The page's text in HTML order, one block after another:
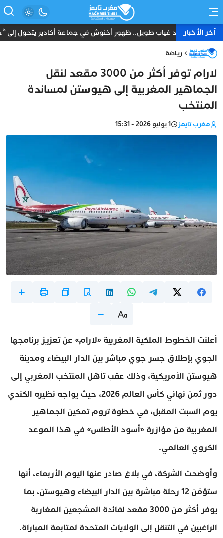
آخر الأخباربعد غياب طويل.. ظهور أخنوش في جماعة أكادير يتحول إلى
رياضة
لارام توفر أكثر من 3000 مقعد لنقل
الجماهير المغربية إلى هيوستن لمساندة
المنتخب
مغرب تايمز 1 يوليو 2026 - 15:31
أعلنت الخطوط الملكية المغربية «لارام» عن تعزيز برنامجها
الجوي بإطلاق جسر جوي مباشر بين الدار البيضاء ومدينة
هيوستن الأمريكية، وذلك عقب تأهل المنتخب المغربي إلى
دور ثمن نهائي كأس العالم 2026، حيث يواجه نظيره الكندي
يوم السبت المقبل، في خطوة تروم تمكين الجماهير
المغربية من مؤازرة «أسود الأطلس» في هذا الموعد
الكروي العالمي.
وأوضحت الشركة، في بلاغ صادر عنها اليوم الأربعاء، أنها
ستؤمّن 12 رحلة مباشرة بين الدار البيضاء وهيوستن، بما
يوفر أكثر من 3000 مقعد لفائدة المشجعين المغاربة
الراغبين في التنقل إلى الولايات المتحدة لمتابعة المباراة.